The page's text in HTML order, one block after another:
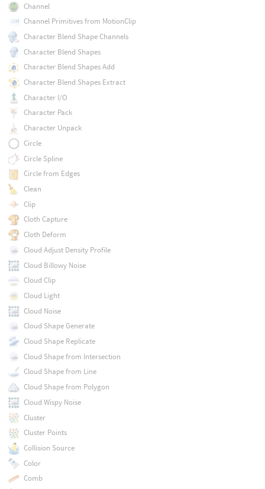
Channel
Channel Primitives from MotionClip
Character Blend Shape Channels
Character Blend Shapes
Character Blend Shapes Add
Character Blend Shapes Extract
Character I/O
Character Pack
Character Unpack
Circle
Circle Spline
Circle from Edges
Clean
Clip
Cloth Capture
Cloth Deform
Cloud Adjust Density Profile
Cloud Billowy Noise
Cloud Clip
Cloud Light
Cloud Noise
Cloud Shape Generate
Cloud Shape Replicate
Cloud Shape from Intersection
Cloud Shape from Line
Cloud Shape from Polygon
Cloud Wispy Noise
Cluster
Cluster Points
Collision Source
Color
Comb